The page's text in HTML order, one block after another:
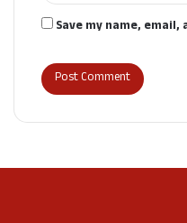
Save my name,